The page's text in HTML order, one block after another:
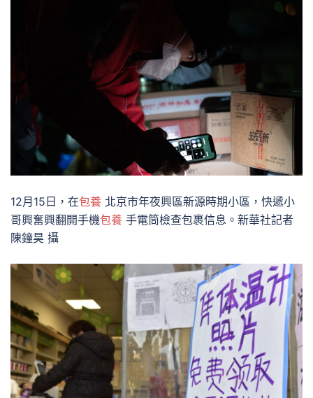
12月15日，在包養 北京市年夜興區新源時期小區，快遞小
哥興奮興翻開手機包養 手電筒檢查包裹信息。新華社記者
陳鐘昊 攝